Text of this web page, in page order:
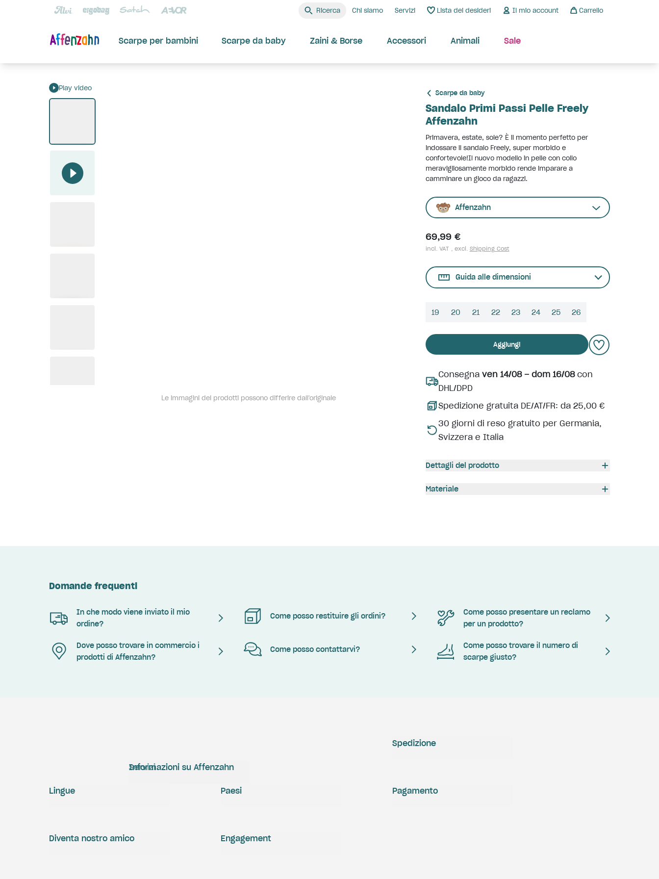
Ricerca Chi siamo Servizi Lista dei desideri Il mio account Carrello
Scarpe per bambini Scarpe da baby Zaini & Borse Accessori Animali Sale
Play video
Le immagini dei prodotti possono differire dall'originale
Scarpe da baby
Sandalo Primi Passi Pelle Freely
Affenzahn
Primavera, estate, sole? È il momento perfetto per
indossare il sandalo Freely, super morbido e
confortevole!Il nuovo modello in pelle con collo
meravigliosamente morbido rende imparare a
camminare un gioco da ragazzi.
Affenzahn
69,99 €
incl. VAT , excl. Shipping Cost
Guida alle dimensioni
19 20 21 22 23 24 25 26
Aggiungi
Consegna ven 14/08 – dom 16/08con
DHL/DPD
Spedizione gratuita DE/AT/FR: da 25,00 €
30 giorni di reso gratuito per Germania,
Svizzera e Italia
Dettagli del prodotto
Materiale
Domande frequenti
In che modo viene inviato il mio
ordine?
Come posso restituire gli ordini?
Come posso presentare un reclamo
per un prodotto?
Dove posso trovare in commercio i
prodotti di Affenzahn?
Come posso contattarvi?
Come posso trovare il numero di
scarpe giusto?
Servizi
Informazioni su Affenzahn
Spedizione
Pagamento
Engagement
Diventa nostro amico
Lingue Paesi